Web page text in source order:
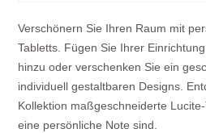
Verschönern Sie Ihren Raum mit
Tabletts. Fügen Sie Ihrer
hinzu oder verschenken Sie ein
individuell gestaltbaren Designs.
Kollektion maßgeschneiderte
eine persönliche Note sind.